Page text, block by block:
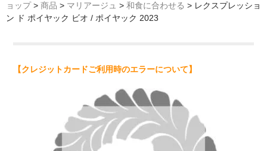
ョップ> 商品 > マリアージュ > 和食に合わせる > レクスプレッショ
ン ド ポイヤック ビオ / ポイヤック 2023
【クレジットカードご利用時のエラーについて】